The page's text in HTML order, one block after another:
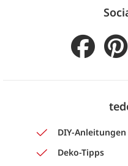
DIY-Anleitungen
Deko-Tipps